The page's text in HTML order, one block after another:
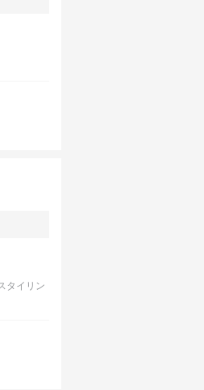
タイリン